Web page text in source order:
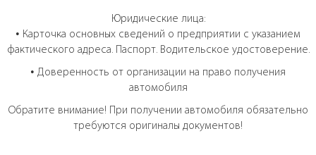
Юридические лица:
• Карточка основных сведений о предприятии с указанием
фактического адреса. Паспорт. Водительское удостоверение.
• Доверенность от организации на право получения
автомобиля
Обратите внимание! При получении автомобиля обязательно
требуются оригиналы документов!